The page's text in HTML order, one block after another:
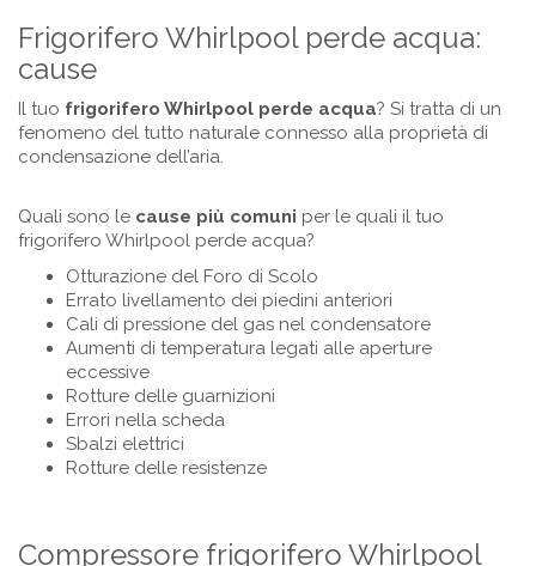
Frigorifero Whirlpool perde acqua:
cause
Il tuo frigorifero Whirlpool perde acqua? Si tratta di un
fenomeno del tutto naturale connesso alla proprietà di
condensazione dell’aria.
Quali sono le cause più comuni per le quali il tuo
frigorifero Whirlpool perde acqua?
Otturazione del Foro di Scolo
Errato livellamento dei piedini anteriori
Cali di pressione del gas nel condensatore
Aumenti di temperatura legati alle aperture
eccessive
Rotture delle guarnizioni
Errori nella scheda
Sbalzi elettrici
Rotture delle resistenze
Compressore frigorifero Whirlpool